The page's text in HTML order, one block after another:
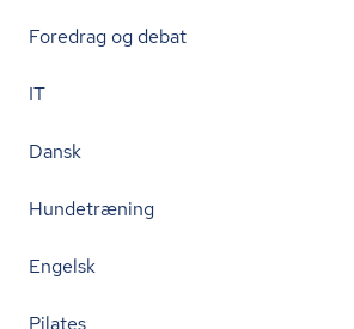
Foredrag og debat
IT
Dansk
Hundetræning
Engelsk
Pilates